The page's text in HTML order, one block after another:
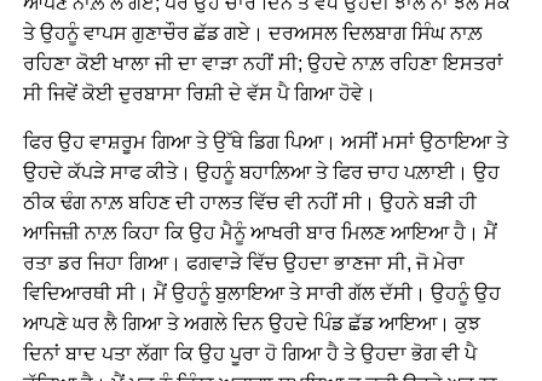
ਤੇ ਉਹਨੂੰ ਵਾਪਸ ਗੁਣਾਚੌਰ ਛੱਡ ਗਏ। ਦਰਅਸਲ ਦਿਲਬਾਗ ਸਿੰਘ ਨਾਲ਼
ਰਹਿਣਾ ਕੋਈ ਖਾਲਾ ਜੀ ਦਾ ਵਾੜਾ ਨਹੀਂ ਸੀ; ਉਹਦੇ ਨਾਲ਼ ਰਹਿਣਾ ਇਸਤਰਾਂ
ਸੀ ਜਿਵੇਂ ਕੋਈ ਦੁਰਬਾਸਾ ਰਿਸ਼ੀ ਦੇ ਵੱਸ ਪੈ ਗਿਆ ਹੋਵੇ।
ਫਿਰ ਉਹ ਵਾਸ਼ਰੂਮ ਗਿਆ ਤੇ ਉੱਥੇ ਡਿਗ ਪਿਆ। ਅਸੀਂ ਮਸਾਂ ਉਠਾਇਆ ਤੇ
ਉਹਦੇ ਕੱਪੜੇ ਸਾਫ ਕੀਤੇ। ਉਹਨੂੰ ਬਹਾਲ਼ਿਆ ਤੇ ਫਿਰ ਚਾਹ ਪਲ਼ਾਈ। ਉਹ
ਠੀਕ ਢੰਗ ਨਾਲ਼ ਬਹਿਣ ਦੀ ਹਾਲਤ ਵਿੱਚ ਵੀ ਨਹੀਂ ਸੀ। ਉਹਨੇ ਬੜੀ ਹੀ
ਆਜਿਜ਼ੀ ਨਾਲ਼ ਕਿਹਾ ਕਿ ਉਹ ਮੈਨੂੰ ਆਖਰੀ ਬਾਰ ਮਿਲਣ ਆਇਆ ਹੈ। ਮੈਂ
ਰਤਾ ਡਰ ਜਿਹਾ ਗਿਆ। ਫਗਵਾੜੇ ਵਿੱਚ ਉਹਦਾ ਭਾਣਜਾ ਸੀ, ਜੋ ਮੇਰਾ
ਵਿਦਿਆਰਥੀ ਸੀ। ਮੈਂ ਉਹਨੂੰ ਬੁਲਾਇਆ ਤੇ ਸਾਰੀ ਗੱਲ ਦੱਸੀ। ਉਹਨੂੰ ਉਹ
ਆਪਣੇ ਘਰ ਲੈ ਗਿਆ ਤੇ ਅਗਲੇ ਦਿਨ ਉਹਦੇ ਪਿੰਡ ਛੱਡ ਆਇਆ। ਕੁਝ
ਦਿਨਾਂ ਬਾਦ ਪਤਾ ਲੱਗਾ ਕਿ ਉਹ ਪੂਰਾ ਹੋ ਗਿਆ ਹੈ ਤੇ ਉਹਦਾ ਭੋਗ ਵੀ ਪੈ